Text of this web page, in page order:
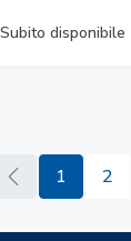
Subito disponibile
1 2